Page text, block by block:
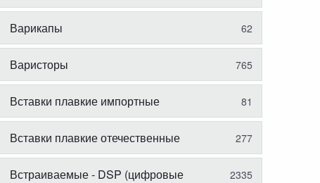
Варикапы 62
Варисторы 765
Вставки плавкие импортные 81
Вставки плавкие отечественные 277
Встраиваемые - DSP (цифровые
2335